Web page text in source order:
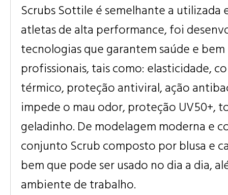
Scrubs Sottile é semelhante a utilizada
atletas de alta performance, foi
tecnologias que garantem saúde e
profissionais, tais como: elasticidade,
térmico, proteção antiviral, ação
impede o mau odor, proteção UV50+,
geladinho. De modelagem moderna e
conjunto Scrub composto por blusa e
bem que pode ser usado no dia a dia,
ambiente de trabalho.